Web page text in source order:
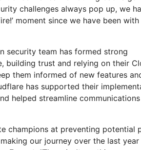
challenges always pop up, we
moment since we have been with
security team has formed strong
building trust and relying on their
them informed of new features
has supported their
helped streamline
champions at preventing potential
our journey over the last